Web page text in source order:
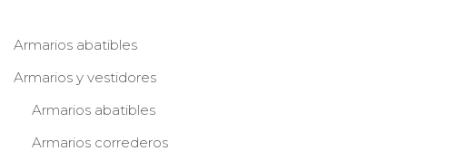
Armarios abatibles
Armarios y vestidores
Armarios abatibles
Armarios correderos